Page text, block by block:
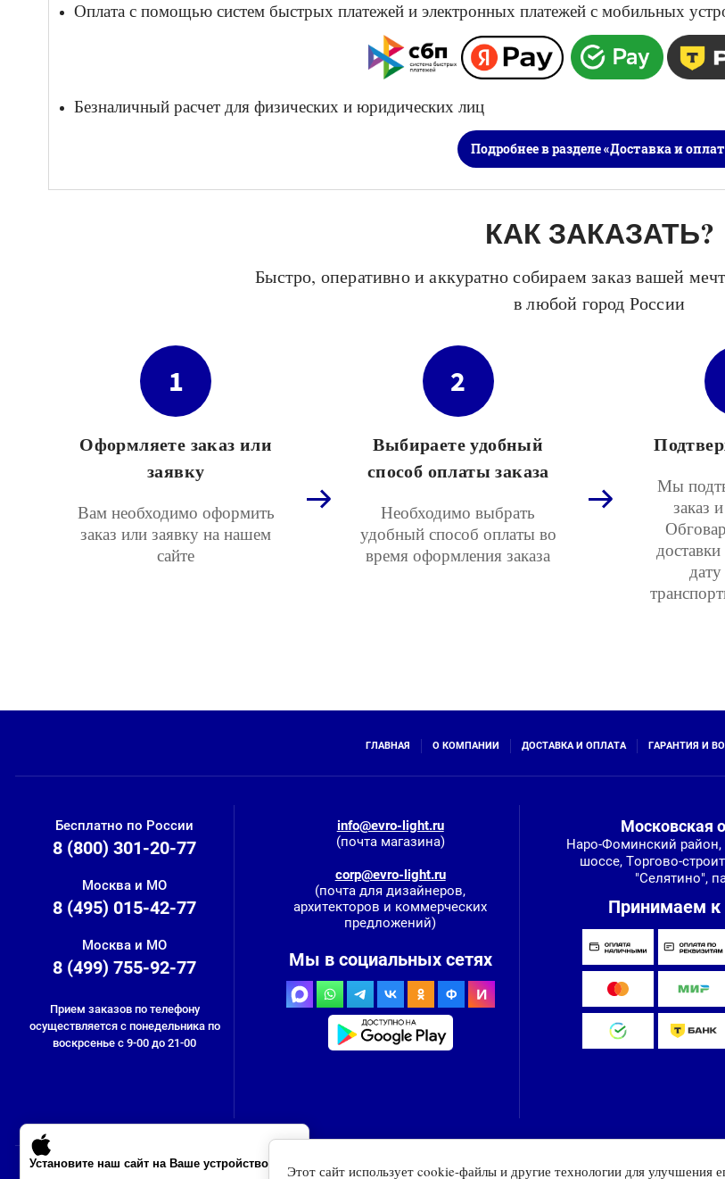
Установите наш сайт на Ваше устройство
Оплата с помощью систем быстрых платежей и электронных платежей с мобильных
Безналичный расчет для физических и юридических лиц
Подробнее в разделе «Доставка и
КАК ЗАКАЗАТЬ?
Быстро, оперативно и аккуратно собираем заказ вашей
в любой город России
1
Оформляете заказ или
заявку
Вам необходимо оформить
заказ или заявку на нашем
сайте
2
Выбираете удобный
способ оплаты заказа
Необходимо выбрать
удобный способ оплаты во
время оформления заказа
Мы
заказ
ГЛАВНАЯ О КОМПАНИИ ДОСТАВКА И ОПЛАТА ГАРАНТИЯ И
Бесплатно по России
8 (800) 301-20-77
Москва и МО
8 (495) 015-42-77
Москва и МО
8 (499) 755-92-77
Прием заказов по телефону
осуществляется с понедельника по
воскрсенье с 9-00 до 21-00
info@evro-light.ru
(почта магазина)
corp@evro-light.ru
(почта для дизайнеров,
архитекторов и коммерческих
предложений)
Мы в социальных сетях
Московская
Наро-Фоминский район,
шоссе, Торгово-
"Селятино",
Принимаем к
Этот сайт использует cookie-файлы и другие технологии для улучшения